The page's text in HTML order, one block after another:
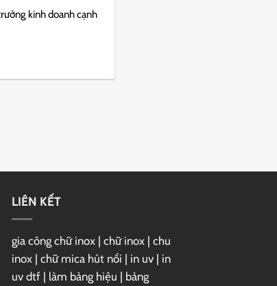
kinh doanh cạnh
LIÊN KẾT
gia công chữ inox | chữ inox | chu
inox | chữ mica hút nổi | in uv | in
uv dtf | làm bảng hiệu | bảng